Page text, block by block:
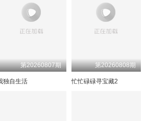
喜欢嗑我也是9期上 9期陪看
第20260807期
独自生活
第20260808期
忙忙碌碌寻宝藏2